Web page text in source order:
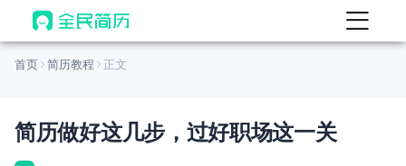
首页
AI 生成简历
首页 简历教程 正文
简历做好这几步，过好职场这一关